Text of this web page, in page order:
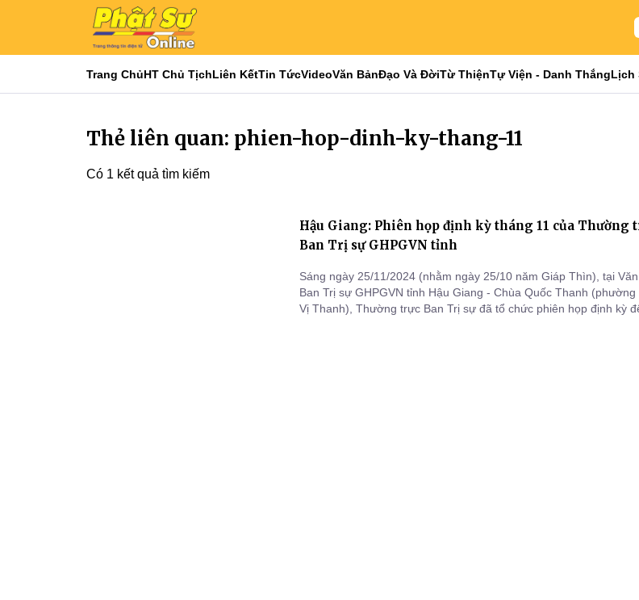
Trang ChủHT Chủ TịchLiên KếtTin TứcVideoVăn BảnĐạo Và ĐờiTừ ThiệnTự Viện - Danh ThắngLịch
Thẻ liên quan: phien-hop-dinh-ky-thang-11
Có 1 kết quả tìm kiếm
Hậu Giang: Phiên họp định kỳ tháng 11 của Thường
Ban Trị sự GHPGVN tỉnh
Sáng ngày 25/11/2024 (nhằm ngày 25/10 năm Giáp Thìn), tại
Ban Trị sự GHPGVN tỉnh Hậu Giang - Chùa Quốc Thanh (phường
Vị Thanh), Thường trực Ban Trị sự đã tổ chức phiên họp định kỳ